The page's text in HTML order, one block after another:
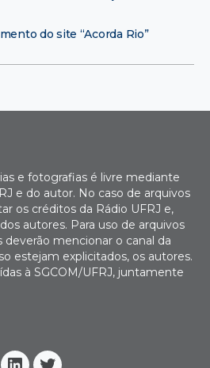
do site “Acorda Rio”
e fotografias é livre mediante
e do autor. No caso de arquivos
os créditos da Rádio UFRJ e,
autores. Para uso de arquivos
deverão mencionar o canal da
estejam explicitados, os autores.
à SGCOM/UFRJ, juntamente